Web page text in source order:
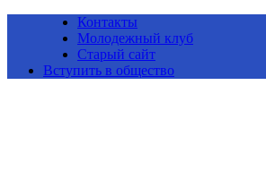
Контакты
Молодежный клуб
Старый сайт
Вступить в общество